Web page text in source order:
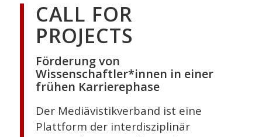
CALL FOR
PROJECTS
Förderung von
Wissenschaftler*innen in einer
frühen Karrierephase
Der Mediävistikverband ist eine
Plattform der interdisziplinär